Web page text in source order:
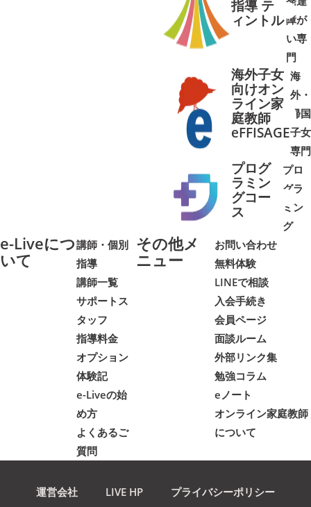
指導 テ
ィントル障が
い専
門
➜➜
海外子女
向けオン
ライン家
庭教師
eFFISAGE
海
外・
帰国
子女
専門
➜➜
プログ
ラミン
グコー
ス
プロ
グラ
ミン
グ
➜➜
e-Liveにつ
いて
講師・個別
指導
講師一覧
サポートス
タッフ
指導料金
オプション
体験記
e-Liveの始
め方
よくあるご
質問
その他メ
ニュー
お問い合わせ
無料体験
LINEで相談
入会手続き
会員ページ
面談ルーム
外部リンク集
勉強コラム
eノート
オンライン家庭教師
について
運営会社 LIVE HP
プライバシーポリシー